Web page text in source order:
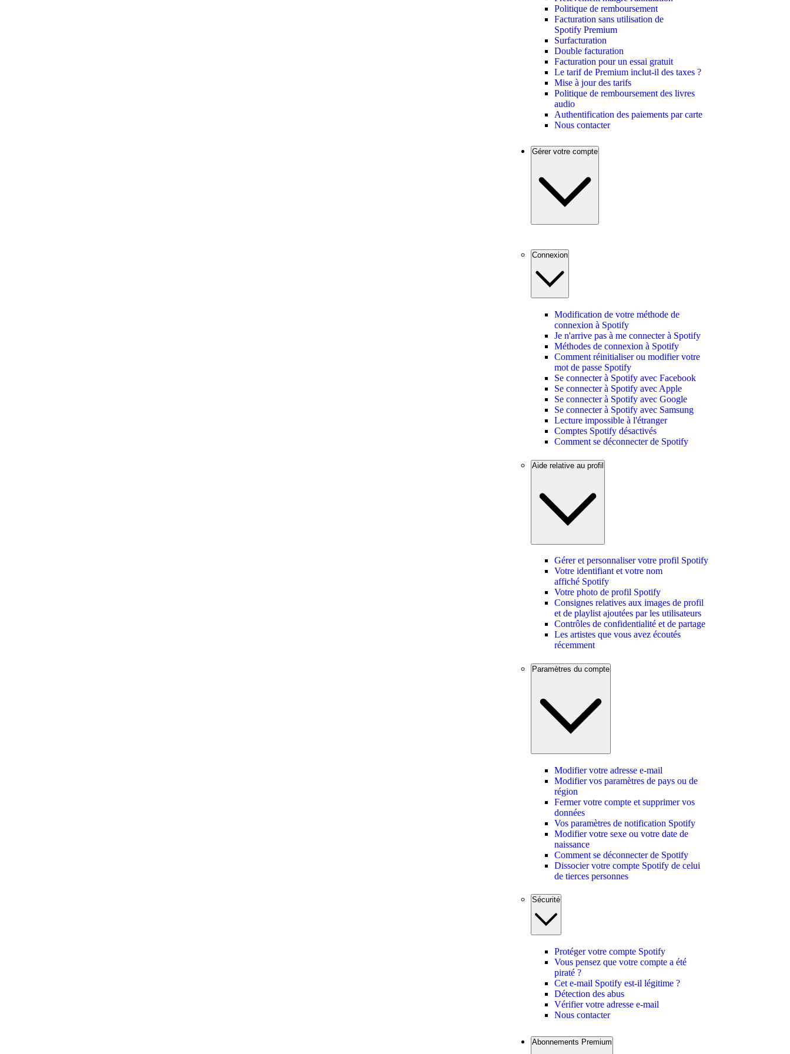
Politique de remboursement
Facturation sans utilisation de
Spotify Premium
Surfacturation
Double facturation
Facturation pour un essai gratuit
Le tarif de Premium inclut-il des taxes ?
Mise à jour des tarifs
Politique de remboursement des livres
audio
Authentification des paiements par carte
Nous contacter
Gérer votre compte
Connexion
Modification de votre méthode de
connexion à Spotify
Je n'arrive pas à me connecter à Spotify
Méthodes de connexion à Spotify
Comment réinitialiser ou modifier votre
mot de passe Spotify
Se connecter à Spotify avec Facebook
Se connecter à Spotify avec Apple
Se connecter à Spotify avec Google
Se connecter à Spotify avec Samsung
Lecture impossible à l'étranger
Comptes Spotify désactivés
Comment se déconnecter de Spotify
Aide relative au profil
Gérer et personnaliser votre profil Spotify
Votre identifiant et votre nom
affiché Spotify
Votre photo de profil Spotify
Consignes relatives aux images de profil
et de playlist ajoutées par les utilisateurs
Contrôles de confidentialité et de partage
Les artistes que vous avez écoutés
récemment
Paramètres du compte
Modifier votre adresse e-mail
Modifier vos paramètres de pays ou de
région
Fermer votre compte et supprimer vos
données
Vos paramètres de notification Spotify
Modifier votre sexe ou votre date de
naissance
Comment se déconnecter de Spotify
Dissocier votre compte Spotify de celui
de tierces personnes
Sécurité
Protéger votre compte Spotify
Vous pensez que votre compte a été
piraté ?
Cet e-mail Spotify est-il légitime ?
Détection des abus
Vérifier votre adresse e-mail
Nous contacter
Abonnements Premium